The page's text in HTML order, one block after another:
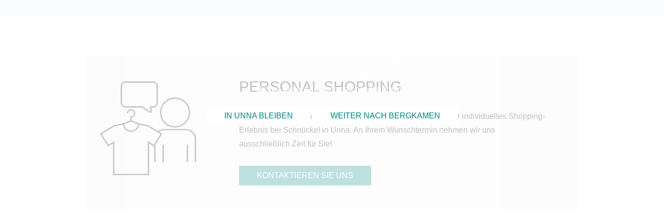
klicken Sie auf den entsprechenden Button.
IN UNNA BLEIBEN WEITER NACH BERGKAMEN
PERSONAL SHOPPING
Buchen Sie ganz einfach persönlich, telefonisch oder online Ihr individuelles Shopping-
Erlebnis bei Schnückel in Unna. An Ihrem Wunschtermin nehmen wir uns
ausschließlich Zeit für Sie!
KONTAKTIEREN SIE UNS